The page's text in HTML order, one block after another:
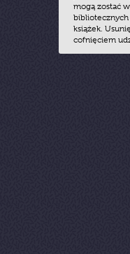
mogą zostać
bibliotecznych
książek.
cofnięciem